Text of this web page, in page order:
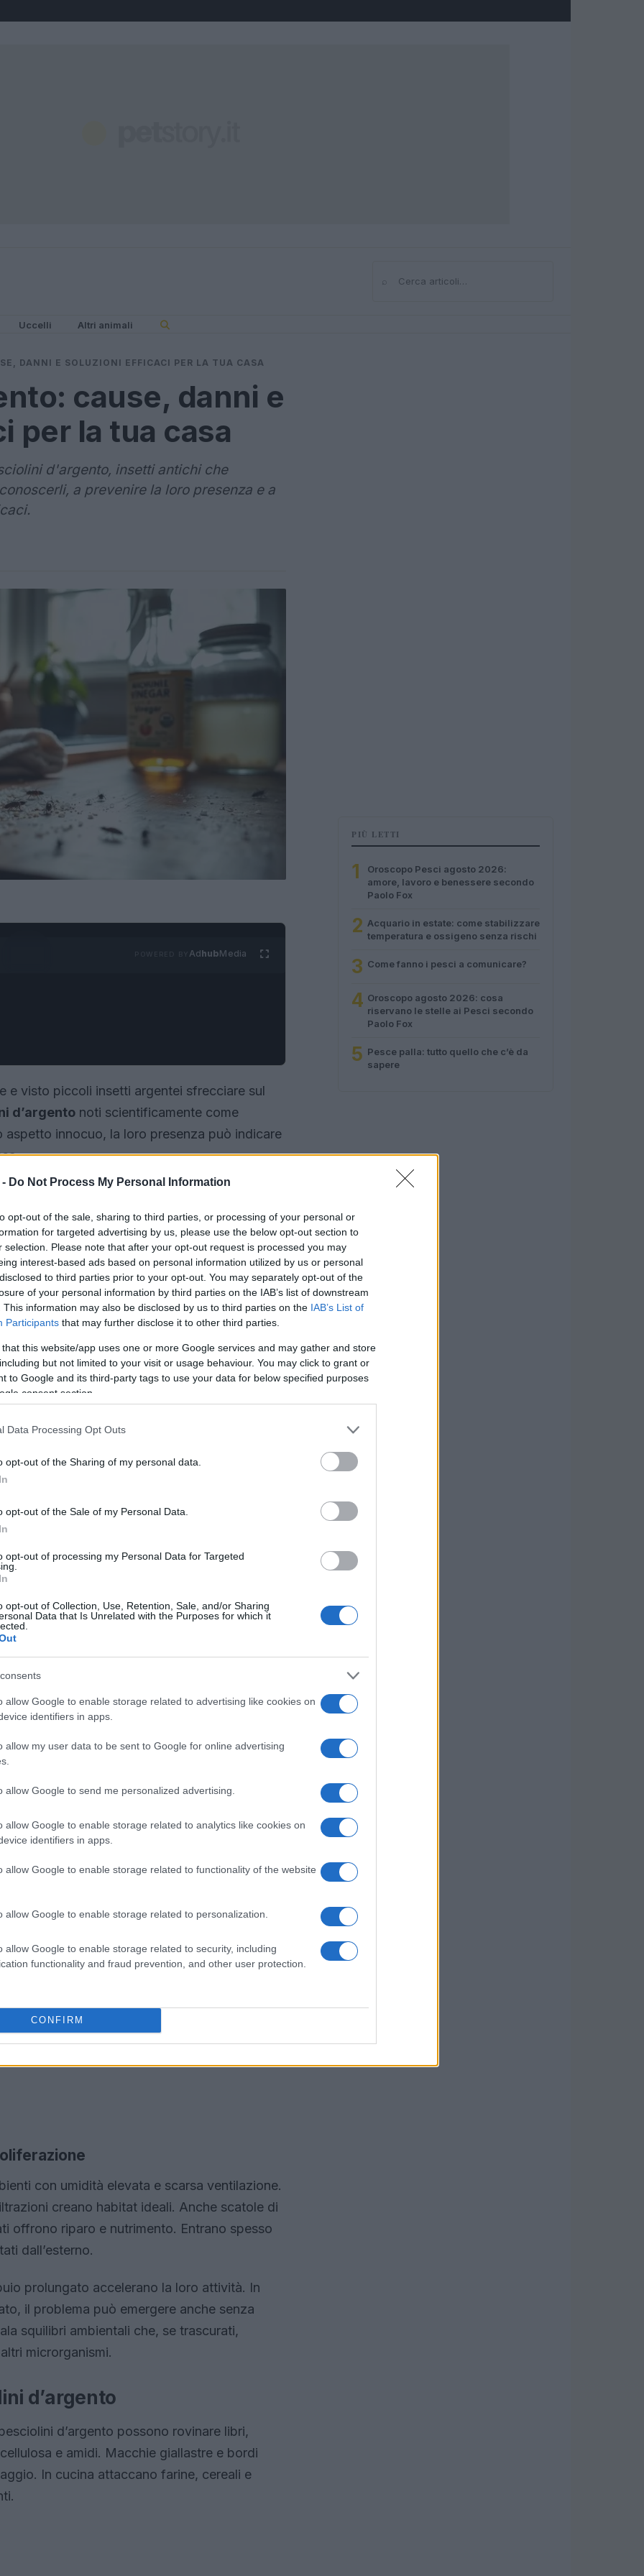
Do Not Process My Personal Information
opt-out of the sale, sharing to third parties, or processing of your personal or
for targeted advertising by us, please use the below opt-out section to
selection. Please note that after your opt-out request is processed you may
interest-based ads based on personal information utilized by us or personal
to third parties prior to your opt-out. You may separately opt-out of the
of your personal information by third parties on the IAB’s list of downstream
This information may also be disclosed by us to third parties on the IAB’s List of
Participants that may further disclose it to other third parties.
that this website/app uses one or more Google services and may gather and store
but not limited to your visit or usage behaviour. You may click to grant or
to Google and its third-party tags to use your data for below specified purposes
consent section.
Data Processing Opt Outs
opt-out of the Sharing of my personal data.
opt-out of the Sale of my Personal Data.
opt-out of processing my Personal Data for Targeted
opt-out of Collection, Use, Retention, Sale, and/or Sharing
Data that Is Unrelated with the Purposes for which it
allow Google to enable storage related to advertising like cookies on
identifiers in apps.
allow my user data to be sent to Google for online advertising
allow Google to send me personalized advertising.
allow Google to enable storage related to analytics like cookies on
identifiers in apps.
allow Google to enable storage related to functionality of the website
allow Google to enable storage related to personalization.
allow Google to enable storage related to security, including
functionality and fraud prevention, and other user protection.
CONFIRM
Cerca
Uccelli Altri animali
DANNI E SOLUZIONI EFFICACI PER LA TUA CASA
cause, danni e
per la tua casa
d'argento, insetti antichi che
a prevenire la loro presenza e a
AdhubMedia
e visto piccoli insetti argentei sfrecciare sul
d’argento noti scientificamente come
aspetto innocuo, la loro presenza può indicare
affascinante di questi insetti primitivi,
possono causare e come eliminarli con
un appartamento umido, in una casa antica o
salubre, queste informazioni ti saranno
e perché compaiono in
dal corpo piatto e ricoperto di squame
lucido e metallico. Misurano circa 10-15 mm
caudali. Questi organismi primitivi
sono adattati perfettamente agli ambienti
eccessiva umidità e presenza di fonti
come bagni, cucine, cantine e ripostigli
Non sono pericolosi per l’uomo ma indicano
con umidità elevata e scarsa ventilazione.
creano habitat ideali. Anche scatole di
offrono riparo e nutrimento. Entrano spesso
dall’esterno.
prolungato accelerano la loro attività. In
il problema può emergere anche senza
squilibri ambientali che, se trascurati,
microrganismi.
d’argento
d’argento possono rovinare libri,
e amidi. Macchie giallastre e bordi
In cucina attaccano farine, cereali e
PIÙ LETTI
1
Oroscopo Pesci agosto 2026:
amore, lavoro e benessere secondo
Paolo Fox
2 Acquario in estate: come stabilizzare
temperatura e ossigeno senza rischi
3 Come fanno i pesci a comunicare?
4 Oroscopo agosto 2026: cosa
riservano le stelle ai Pesci secondo
Paolo Fox
5 Pesce palla: tutto quello che c’è da
sapere